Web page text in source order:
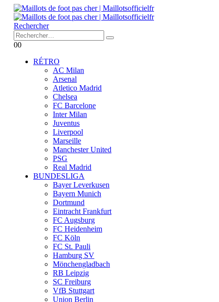
Rechercher
00
RÉTRO
AC Milan
Arsenal
Atletico Madrid
Chelsea
FC Barcelone
Inter Milan
Juventus
Liverpool
Marseille
Manchester United
PSG
Real Madrid
BUNDESLIGA
Bayer Leverkusen
Bayern Munich
Dortmund
Eintracht Frankfurt
FC Augsburg
FC Heidenheim
FC Köln
FC St. Pauli
Hamburg SV
Mönchengladbach
RB Leipzig
SC Freiburg
VfB Stuttgart
Union Berlin